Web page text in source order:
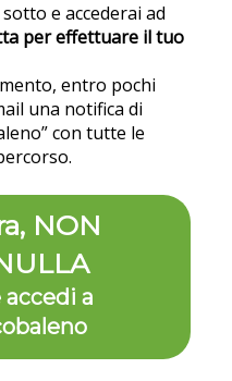
e accederai ad
per effettuare il tuo
entro pochi
una notifica di
con tutte le
NON
a